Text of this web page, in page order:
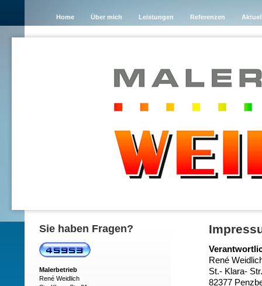
Home Über mich Leistungen Referenzen
Sie haben Fragen?
Malerbetrieb
René Weidlich
René
St.- Klara-
82377